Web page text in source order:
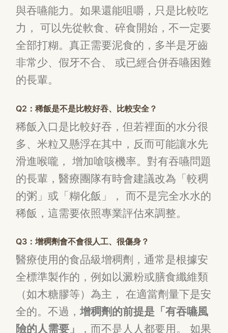
與吞嚥能力。如果還能咀嚼，只是比較吃
力， 可以先從軟食、碎食開始，不一定要
全部打糊。真正需要泥食的，多半是牙齒
非常少、假牙不合、 或已經合併吞嚥困難
的長輩。
Q2：稀飯是不是比較好吞、比較安全？
稀飯入口是比較好吞，但若裡面的水分很
多、米粒又懸浮在其中，反而可能讓水先
滑進喉嚨， 增加嗆咳機率。對有吞嚥問題
的長輩，醫療團隊有時會建議改為「較稠
的粥」或「糊化飯」， 而不是完全水水的
稀飯，這需要依照專業評估來調整。
Q3：增稠劑會不會很人工、很傷身？
醫療使用的食品級增稠劑，通常是根據安
全標準製作的，例如以澱粉或膳食纖維類
（如木糖膠等）為主， 在適當劑量下是安
全的。不過，增稠劑的前提是「有吞嚥風
險的人需要」
，而不是人人都要用。 如果